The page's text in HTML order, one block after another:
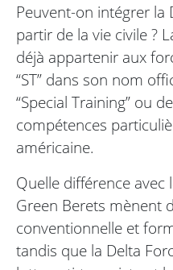
Peuvent-on intégrer la
partir de la vie civile ?
déjà appartenir aux
“ST” dans son nom
“Special Training” ou
compétences
américaine.
Quelle différence avec
Green Berets mènent
conventionnelle et
tandis que la Delta